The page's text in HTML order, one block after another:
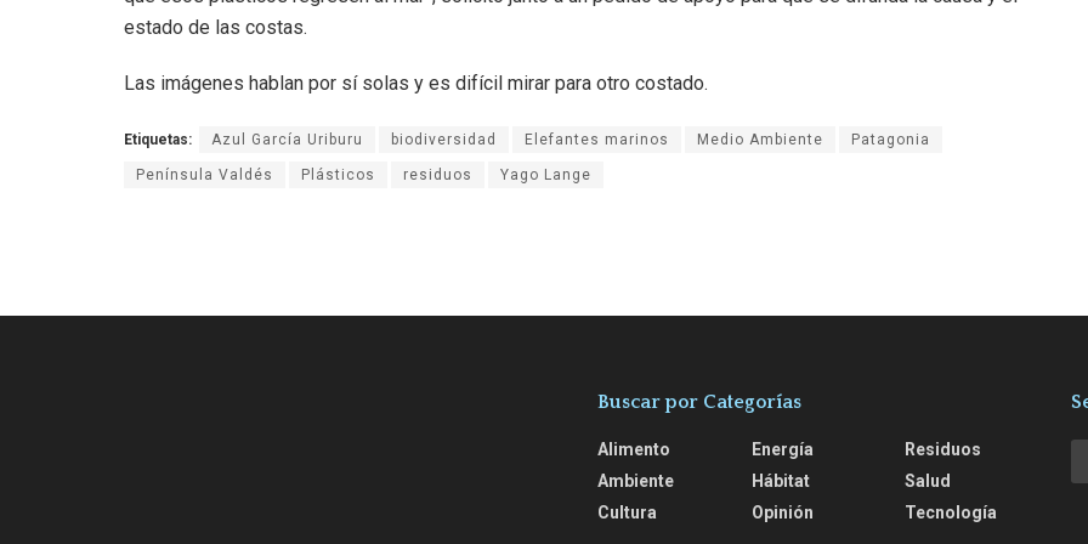
estado de las costas.
Las imágenes hablan por sí solas y es difícil mirar para otro costado.
Etiquetas: Azul García Uriburu biodiversidad Elefantes marinos Medio Ambiente Patagonia
Península Valdés Plásticos residuos Yago Lange
Buscar por Categorías
Alimento
Ambiente
Cultura
Energía
Hábitat
Opinión
Residuos
Salud
Tecnología